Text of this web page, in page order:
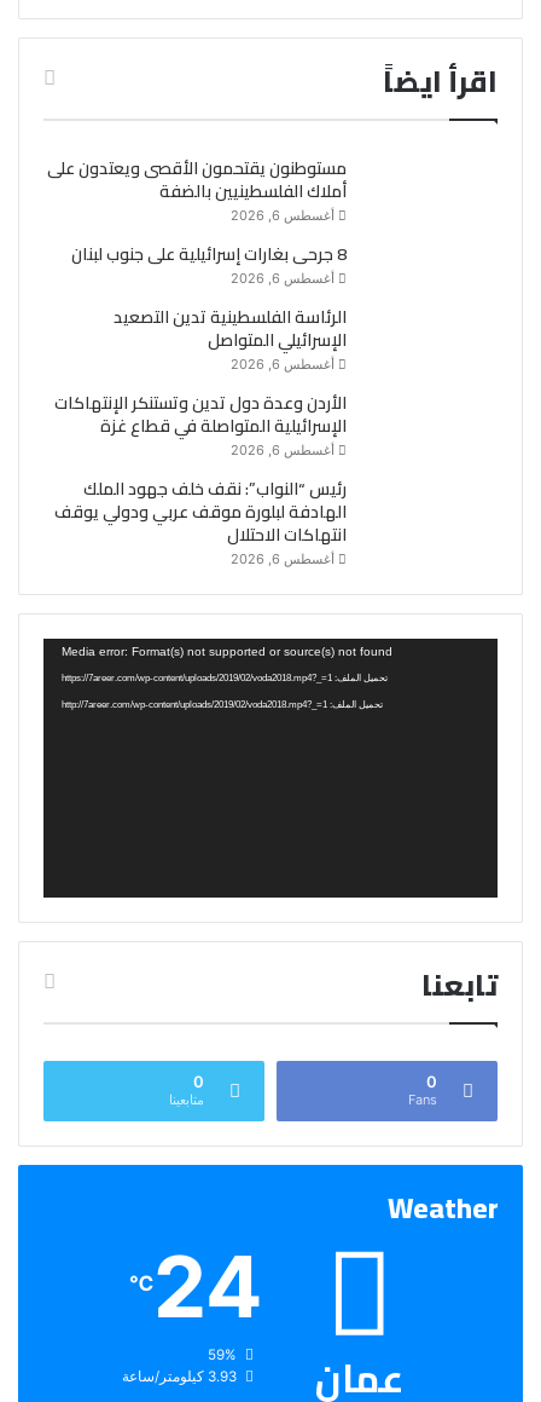
اقرأ ايضاً
مستوطنون يقتحمون الأقصى ويعتدون على
أملاك الفلسطينيين بالضفة
أغسطس 6, 2026
8 جرحى بغارات إسرائيلية على جنوب لبنان
أغسطس 6, 2026
الرئاسة الفلسطينية تدين التصعيد
الإسرائيلي المتواصل
أغسطس 6, 2026
الأردن وعدة دول تدين وتستنكر الإنتهاكات
الإسرائيلية المتواصلة في قطاع غزة
أغسطس 6, 2026
رئيس “النواب”: نقف خلف جهود الملك
الهادفة لبلورة موقف عربي ودولي يوقف
انتهاكات الاحتلال
أغسطس 6, 2026
Media error: Format(s) not supported or source(s) not found
تحميل الملف: https://7areer.com/wp-content/uploads/2019/02/voda2018.mp4?_=1
تحميل الملف: http://7areer.com/wp-content/uploads/2019/02/voda2018.mp4?_=1
تابعنا
0
Fans
0
متابعينا
Weather
عمان
24
℃
الرطوبة:
الرياح:3.93 كيلومتر/ساعة